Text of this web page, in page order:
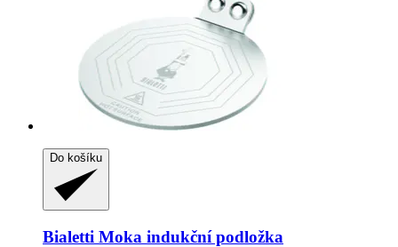
Do košíku
Bialetti Moka indukční podložka